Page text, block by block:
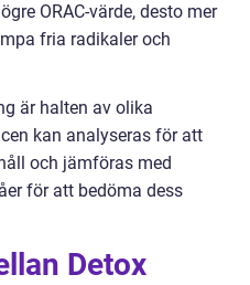
ORAC-värde, desto mer
fria radikaler och
är halten av olika
kan analyseras för att
och jämföras med
för att bedöma dess
Detox